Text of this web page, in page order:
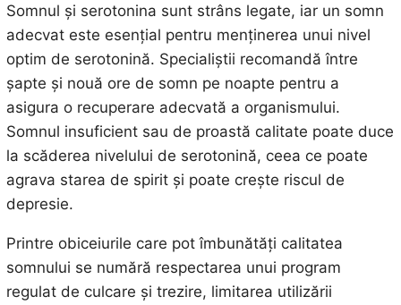
Somnul și serotonina sunt strâns legate, iar un somn
adecvat este esențial pentru menținerea unui nivel
optim de serotonină. Specialiștii recomandă între
șapte și nouă ore de somn pe noapte pentru a
asigura o recuperare adecvată a organismului.
Somnul insuficient sau de proastă calitate poate duce
la scăderea nivelului de serotonină, ceea ce poate
agrava starea de spirit și poate crește riscul de
depresie.
Printre obiceiurile care pot îmbunătăți calitatea
somnului se numără respectarea unui program
regulat de culcare și trezire, limitarea utilizării